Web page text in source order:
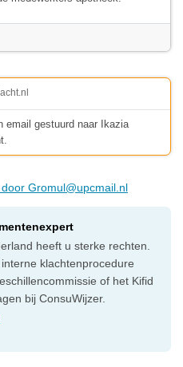
email gestuurd naar Ikazia
Gromul@upcmail.nl
heeft u sterke rechten.
klachtenprocedure
of het Kifid
bij ConsuWijzer.